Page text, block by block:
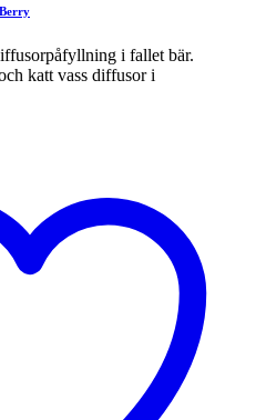
i fallet bär.
katt vass diffusor i